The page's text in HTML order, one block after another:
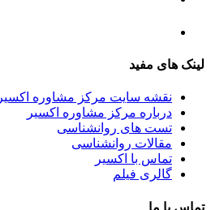
لینک های مفید
نقشه سایت مرکز مشاوره اکسیر
درباره مرکز مشاوره اکسیر
تست های روانشناسی
مقالات روانشناسی
تماس با اکسیر
گالری فیلم
تماس با ما